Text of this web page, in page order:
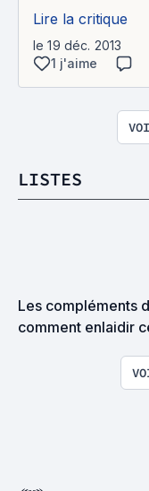
Lire la critique
le 19 déc. 2013
1 j'aime
LISTES
Les compléments
comment enlaidir
débiles profonds